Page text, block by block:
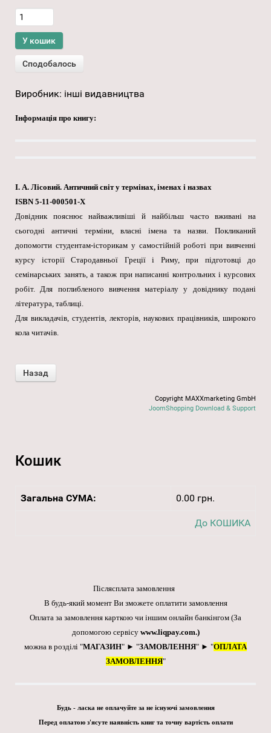
Виробник: інші видавництва
Інформація про книгу:
І. А. Лісовий. Античний світ у термінах, іменах і назвах
ISBN 5-11-000501-X
Довідник пояснює найважливіші й найбільш часто вживані на
сьогодні античні терміни, власні імена та назви. Покликаний
допомогти студентам-історикам у самостійній роботі при вивченні
курсу історії Стародавньої Греції і Риму, при підготовці до
семінарських занять, а також при написанні контрольних і курсових
робіт. Для поглибленого вивчення матеріалу у довіднику подані
література, таблиці.
Для викладачів, студентів, лекторів, наукових працівників, широкого
кола читачів.
Copyright MAXXmarketing GmbH
JoomShopping Download & Support
Кошик
Загальна СУМА: 0.00 грн.
До КОШИКА
Післясплата замовлення
В будь-який момент Ви зможете оплатити замовлення
Оплата за замовлення карткою чи іншим онлайн банкінгом (За
допомогою сервісу www.liqpay.com.)
можна в розділі "МАГАЗИН" ► "ЗАМОВЛЕННЯ" ► "ОПЛАТА
ЗАМОВЛЕННЯ"
Будь - ласка не оплачуйте за не існуючі замовлення
Перед оплатою з'ясуте наявність книг та точну вартість оплати